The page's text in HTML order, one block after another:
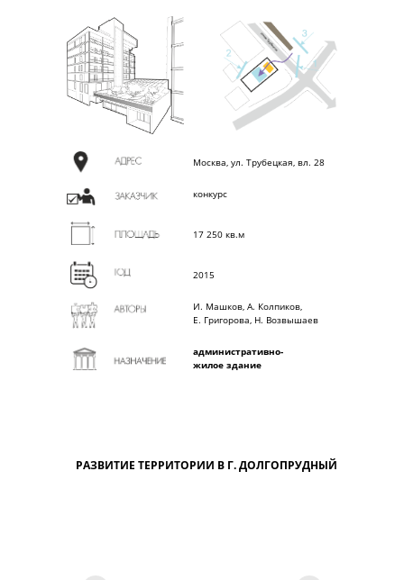
Москва, ул. Трубецкая, вл. 28
конкурс
17 250 кв.м
2015
И. Машков, А. Колпиков,
Е. Григорова, Н. Возвышаев
административно-
жилое здание
РАЗВИТИЕ ТЕРРИТОРИИ В Г. ДОЛГОПРУДНЫЙ